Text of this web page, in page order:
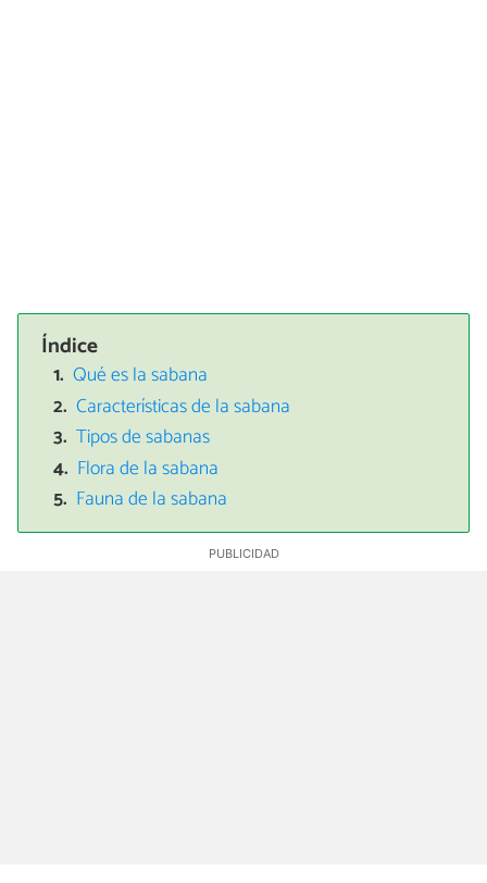
Índice
Qué es la sabana
Características de la sabana
Tipos de sabanas
Flora de la sabana
Fauna de la sabana